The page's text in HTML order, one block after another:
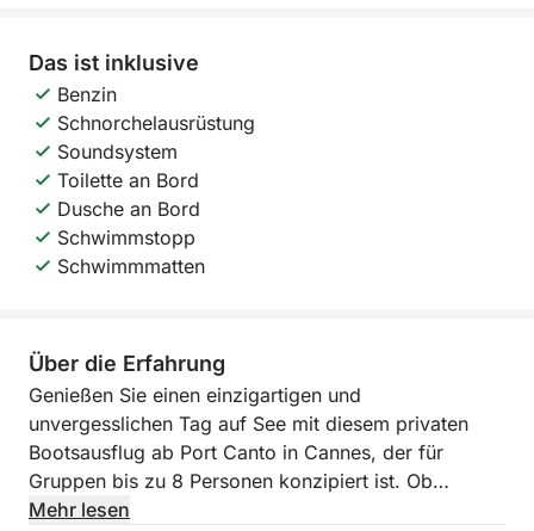
Das ist inklusive
Benzin
Schnorchelausrüstung
Soundsystem
Toilette an Bord
Dusche an Bord
Schwimmstopp
Schwimmmatten
Über die Erfahrung
Genießen Sie einen einzigartigen und
unvergesslichen Tag auf See mit diesem privaten
Bootsausflug ab Port Canto in Cannes, der für
Gruppen bis zu 8 Personen konzipiert ist. Ob
Geburtstag, Junggesellen- oder
Mehr lesen